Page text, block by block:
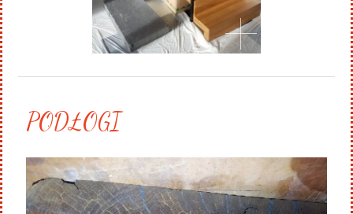
PODŁOGI
.